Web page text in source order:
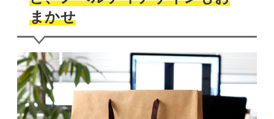
まかせ